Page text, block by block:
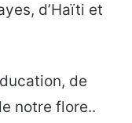
d’Haïti et
de
notre flore..